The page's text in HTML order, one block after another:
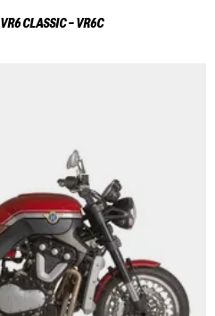
VR6 CLASSIC - VR6C